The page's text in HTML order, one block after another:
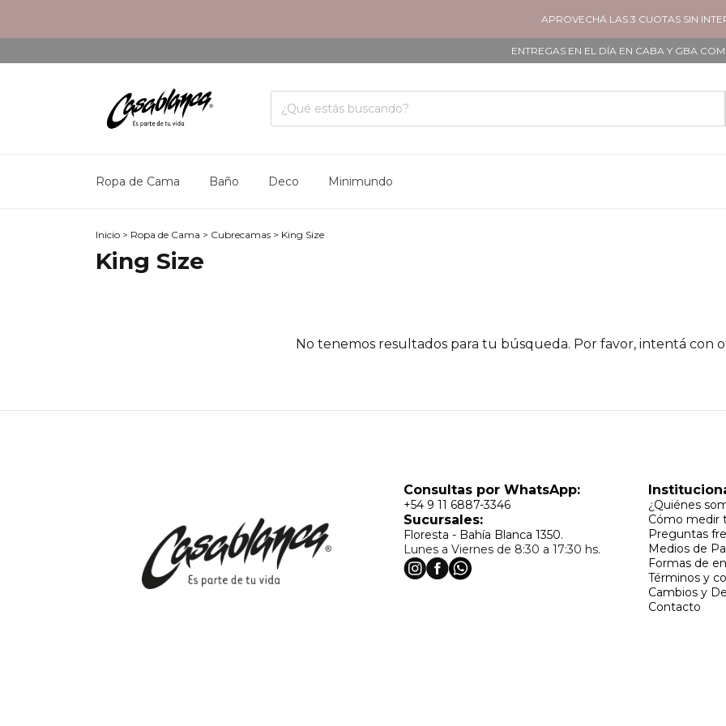
APROVECHÁ LAS 3 CUOTAS SIN
ENTREGAS EN EL DÍA EN CABA Y GBA
Ropa de Cama Baño Deco Minimundo
Inicio > Ropa de Cama > Cubrecamas > King Size
King Size
No tenemos resultados para tu búsqueda. Por favor, intentá con
Consultas por WhatsApp:
+54 9 11 6887-3346
Sucursales:
Floresta - Bahía Blanca 1350.
Lunes a Viernes de 8:30 a 17:30 hs.
¿Quiénes
Cómo medir
Preguntas
Medios de
Formas de
Términos y
Cambios y
Contacto